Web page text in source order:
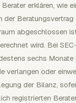
erklären, wie
der
abgeschlossen
wird. Bei
sechs Monate
verlangen oder
der Bilanz,
registrierten